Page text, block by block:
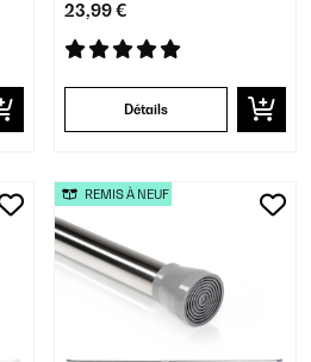
23,99 €
Détails
REMIS À NEUF